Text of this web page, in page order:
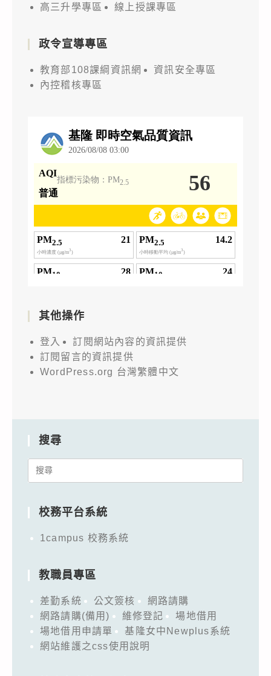
高三升學專區 線上授課專區
政令宣導專區
教育部108課綱資訊網
資訊安全專區
內控稽核專區
其他操作
登入
訂閱網站內容的資訊提供
訂閱留言的資訊提供
WordPress.org 台灣繁體中文
搜尋
Search
校務平台系統
1campus 校務系統
教職員專區
差勤系統 公文簽核
網路請購
網路請購(備用)
維修登記
場地借用
場地借用申請單
基隆女中Newplus系統
網站維護之css使用說明